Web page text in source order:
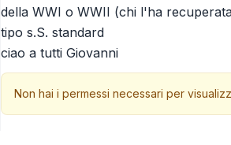
della WWI o WWII (chi l'ha
tipo s.S. standard
ciao a tutti Giovanni
Non hai i permessi necessari per